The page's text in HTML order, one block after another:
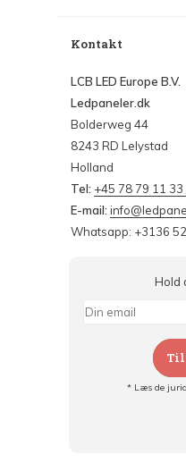
Kontakt
LCB LED Europe B.V.
Ledpaneler.dk
Bolderweg 44
8243 RD Lelystad
Holland
Tel: +45 78 79 11
E-mail:
Whatsapp: +3136
Hold
* Læs de